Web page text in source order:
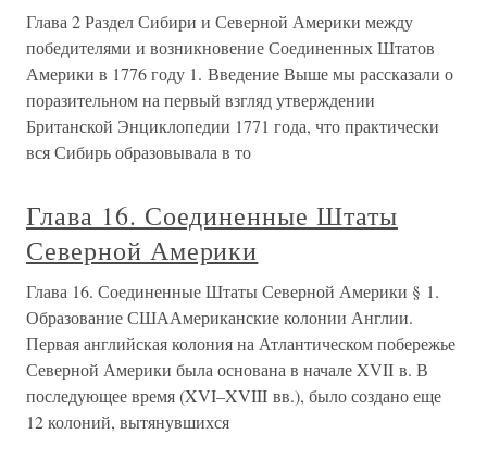
Глава 2 Раздел Сибири и Северной Америки между
победителями и возникновение Соединенных Штатов
Америки в 1776 году 1. Введение Выше мы рассказали о
поразительном на первый взгляд утверждении
Британской Энциклопедии 1771 года, что практически
вся Сибирь образовывала в то
Глава 16. Соединенные Штаты
Северной Америки
Глава 16. Соединенные Штаты Северной Америки § 1.
Образование СШААмериканские колонии Англии.
Первая английская колония на Атлантическом побережье
Северной Америки была основана в начале XVII в. В
последующее время (XVI–XVIII вв.), было создано еще
12 колоний, вытянувшихся